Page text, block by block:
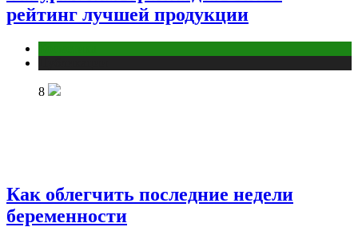
рейтинг лучшей продукции
8
Как облегчить последние недели
беременности